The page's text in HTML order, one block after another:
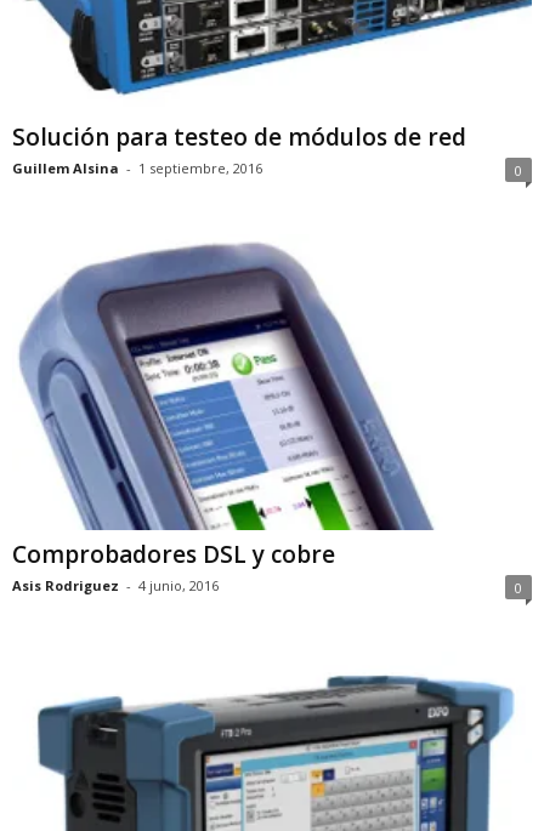
Solución para testeo de módulos de red
Guillem Alsina - 1 septiembre, 2016 0
Comprobadores DSL y cobre
Asis Rodriguez - 4 junio, 2016 0